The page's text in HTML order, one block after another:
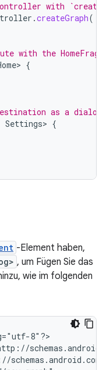
with
.createGraph(
with the
> {
as a dialog
Settings> {
-Element haben,
, um Fügen Sie das
wie im folgenden
8"?>